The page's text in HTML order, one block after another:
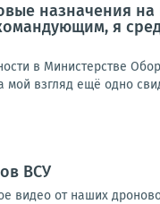
назначения
я
в Министерстве
взгляд ещё одно
ВСУ
видео от наших